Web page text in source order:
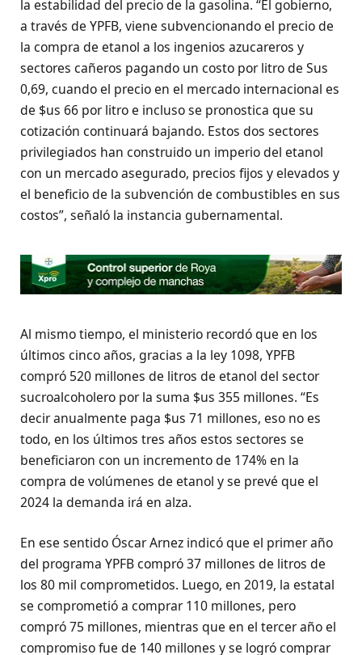
la estabilidad del precio de la gasolina. “El gobierno,
a través de YPFB, viene subvencionando el precio de
la compra de etanol a los ingenios azucareros y
sectores cañeros pagando un costo por litro de Sus
0,69, cuando el precio en el mercado internacional es
de $us 66 por litro e incluso se pronostica que su
cotización continuará bajando. Estos dos sectores
privilegiados han construido un imperio del etanol
con un mercado asegurado, precios fijos y elevados y
el beneficio de la subvención de combustibles en sus
costos”, señaló la instancia gubernamental.
Al mismo tiempo, el ministerio recordó que en los
últimos cinco años, gracias a la ley 1098, YPFB
compró 520 millones de litros de etanol del sector
sucroalcoholero por la suma $us 355 millones. “Es
decir anualmente paga $us 71 millones, eso no es
todo, en los últimos tres años estos sectores se
beneficiaron con un incremento de 174% en la
compra de volúmenes de etanol y se prevé que el
2024 la demanda irá en alza.
En ese sentido Óscar Arnez indicó que el primer año
del programa YPFB compró 37 millones de litros de
los 80 mil comprometidos. Luego, en 2019, la estatal
se comprometió a comprar 110 millones, pero
compró 75 millones, mientras que en el tercer año el
compromiso fue de 140 millones y se logró comprar